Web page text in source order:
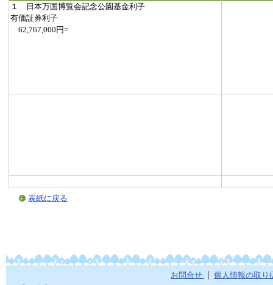
１ 日本万国博覧会記念公園基金利子
有価証券利子
62,767,000円=
表紙に戻る
お問合せ 個人情報の取り